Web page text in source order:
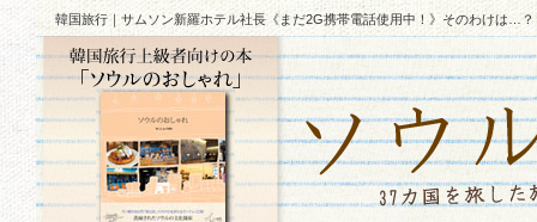
韓国旅行｜サムソン新羅ホテル社長《まだ2G携帯電話使用中！》そのわけは…？